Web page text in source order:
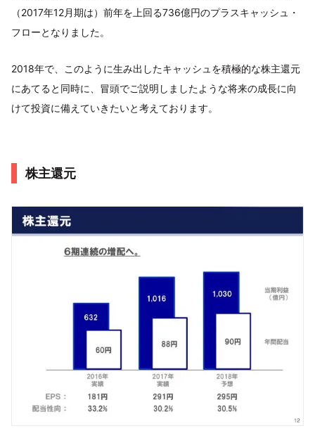
（2017年12月期は）前年を上回る736億円のプラスキャッシュ・
フローとなりました。
2018年で、このように生み出したキャッシュを積極的な株主還元
にあてると同時に、冒頭でご説明しましたような将来の成長に向
けて投資に備えていきたいと考えております。
株主還元